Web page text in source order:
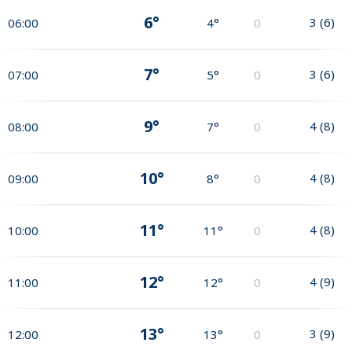
06:00 6° 4° 0 3 (6)
07:00 7° 5° 0 3 (6)
08:00 9° 7° 0 4 (8)
09:00 10° 8° 0 4 (8)
10:00 11° 11° 0 4 (8)
11:00 12° 12° 0 4 (9)
12:00 13° 13° 0 3 (9)